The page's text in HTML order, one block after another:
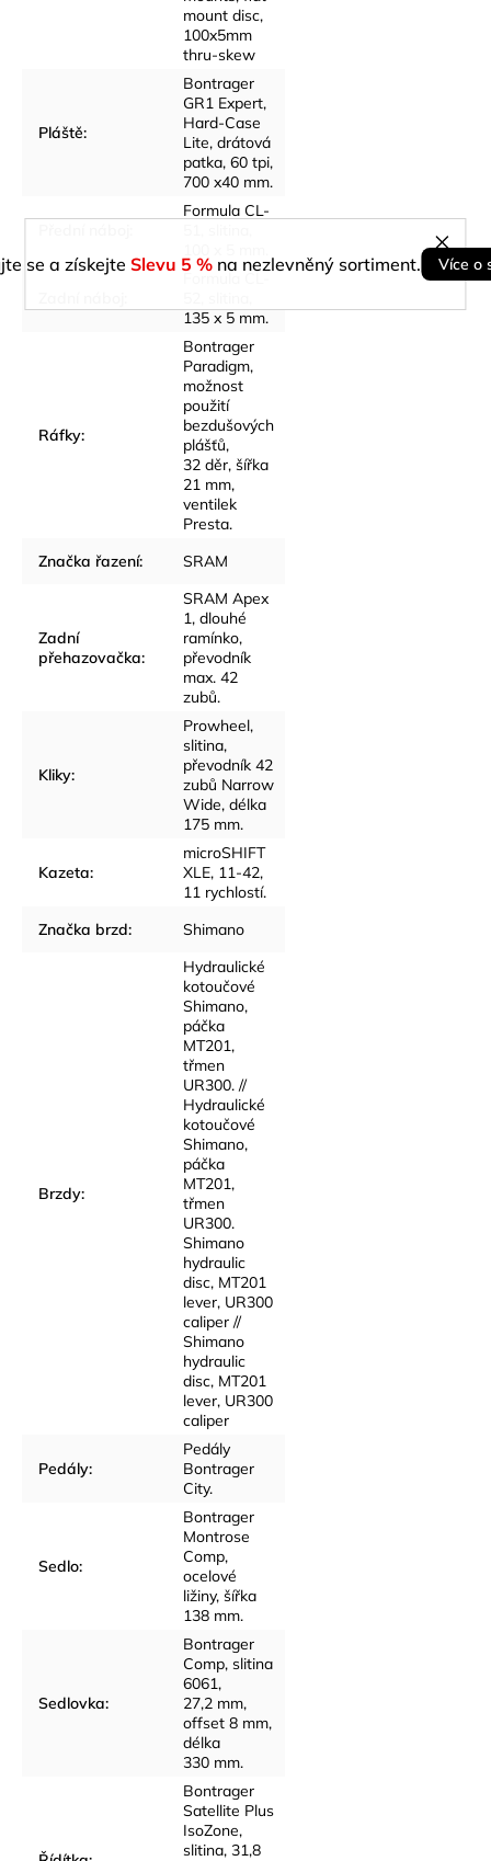
se a získejte Slevu 5 % na nezlevněný sortiment. Více o
mount disc,
100x5mm
thru-skew
Pláště:
Bontrager
GR1 Expert,
Hard-Case
Lite, drátová
patka, 60 tpi,
700 x40 mm.
Formula CL-
Formula CL-
135 x 5 mm.
Ráfky:
Bontrager
Paradigm,
možnost
použití
bezdušových
plášťů,
32 děr, šířka
21 mm,
ventilek
Presta.
Značka řazení: SRAM
Zadní
přehazovačka:
SRAM Apex
1, dlouhé
ramínko,
převodník
max. 42
zubů.
Kliky:
Prowheel,
slitina,
převodník 42
zubů Narrow
Wide, délka
175 mm.
Kazeta:
microSHIFT
XLE, 11-42,
11 rychlostí.
Značka brzd: Shimano
Brzdy:
Hydraulické
kotoučové
Shimano,
páčka
MT201,
třmen
UR300. //
Hydraulické
kotoučové
Shimano,
páčka
MT201,
třmen
UR300.
Shimano
hydraulic
disc, MT201
lever, UR300
caliper //
Shimano
hydraulic
disc, MT201
lever, UR300
caliper
Pedály:
Pedály
Bontrager
City.
Sedlo:
Bontrager
Montrose
Comp,
ocelové
ližiny, šířka
138 mm.
Sedlovka:
Bontrager
Comp, slitina
6061,
27,2 mm,
offset 8 mm,
délka
330 mm.
Bontrager
Satellite Plus
IsoZone,
slitina, 31,8